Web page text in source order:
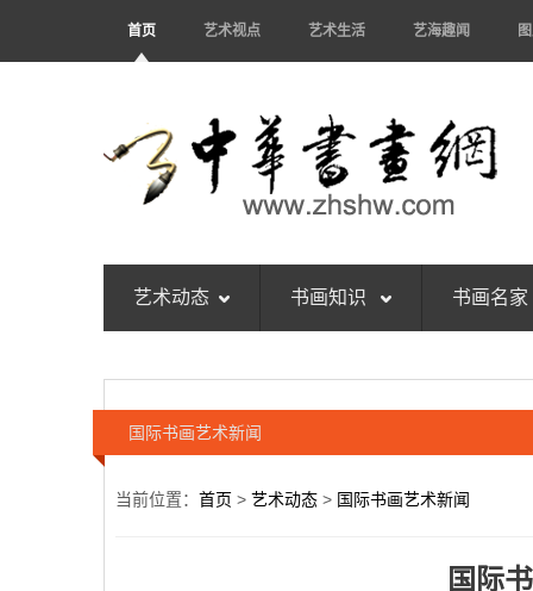
首页 艺术视点 艺术生活 艺海趣闻
艺术动态 书画知识 书画名家
国际书画艺术新闻
当前位置： 首页 > 艺术动态 > 国际书画艺术新闻
国际